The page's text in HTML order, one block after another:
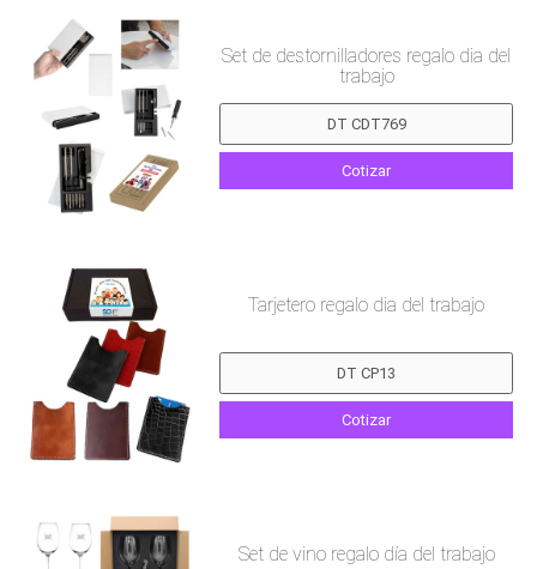
Set de destornilladores regalo dia del
trabajo
Cotizar
Tarjetero regalo dia del trabajo
Cotizar
Set de vino regalo día del trabajo